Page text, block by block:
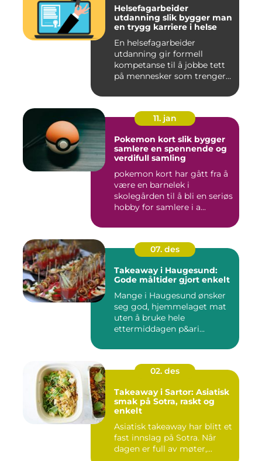
Helsefagarbeider
utdanning slik bygger man
en trygg karriere i helse
En helsefagarbeider
utdanning gir formell
kompetanse til å jobbe tett
på mennesker som trenger
11. jan
Pokemon kort slik bygger
samlere en spennende og
verdifull samling
pokemon kort har gått fra å
være en barnelek i
skolegården til å bli en seriøs
hobby for samlere i a...
07. des
Takeaway i Haugesund:
Gode måltider gjort enkelt
Mange i Haugesund ønsker
seg god, hjemmelaget mat
uten å bruke hele
ettermiddagen p&ari...
02. des
Takeaway i Sartor: Asiatisk
smak på Sotra, raskt og
enkelt
Asiatisk takeaway har blitt et
fast innslag på Sotra. Når
dagen er full av møter,...